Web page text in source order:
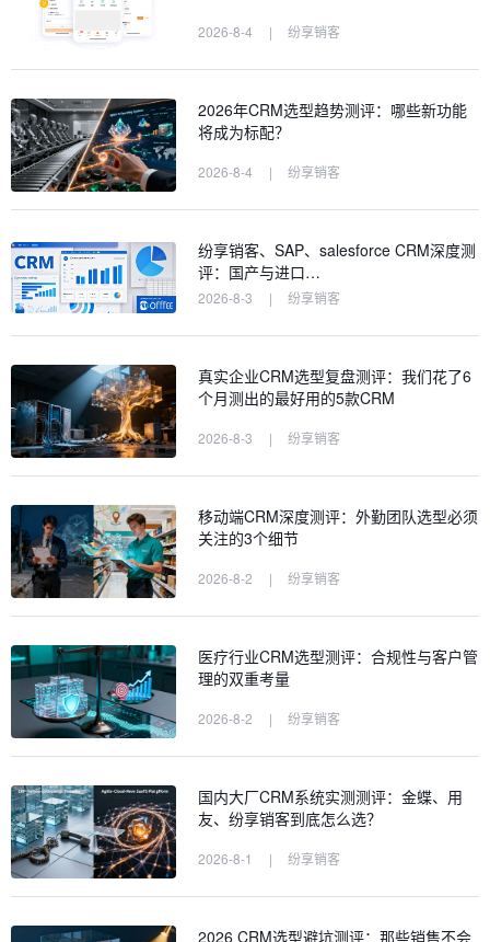
2026-8-4 | 纷享销客
2026年CRM选型趋势测评：哪些新功能
将成为标配？
2026-8-4 | 纷享销客
纷享销客、SAP、salesforce CRM深度测
评：国产与进口…
2026-8-3 | 纷享销客
真实企业CRM选型复盘测评：我们花了6
个月测出的最好用的5款CRM
2026-8-3 | 纷享销客
移动端CRM深度测评：外勤团队选型必须
关注的3个细节
2026-8-2 | 纷享销客
医疗行业CRM选型测评：合规性与客户管
理的双重考量
2026-8-2 | 纷享销客
国内大厂CRM系统实测测评：金蝶、用
友、纷享销客到底怎么选？
2026-8-1 | 纷享销客
2026 CRM选型避坑测评：那些销售不会